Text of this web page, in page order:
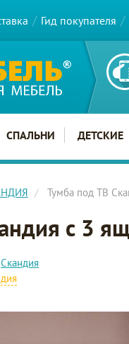
Гид покупателя
СПАЛЬНИ ДЕТСКИЕ
Тумба под ТВ
с 3
Скандия